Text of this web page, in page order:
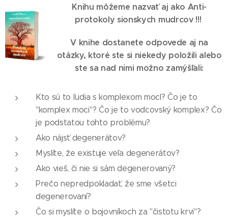
Knihu môžeme nazvať aj ako Anti-
protokoly sionskych mudrcov !!!
V knihe dostanete odpovede aj na
otázky, ktoré ste si niekedy položili alebo
ste sa nad nimi možno zamýšľali:
Kto sú to ľudia s komplexom mocI? Čo je to
"komplex moci"? Čo je to vodcovský komplex? Čo
je podstatou tohto problému?
Ako nájsť degenerátov?
Myslíte, že existuje veľa degenerátov?
Ako vieš, či nie si sám degenerovaný?
Prečo nepredpokladať, že sme všetci
degenerovaní?
Čo si myslíte o bojovníkoch za "čistotu krvi"?